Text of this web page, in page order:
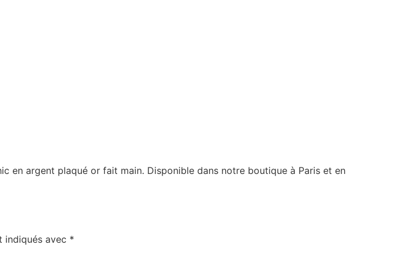
en argent plaqué or fait main. Disponible dans notre boutique à Paris et en
indiqués avec *